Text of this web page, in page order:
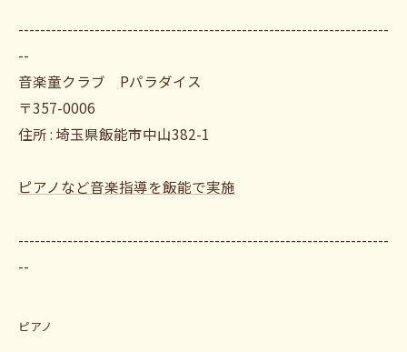
--------------------------------------------------------------------
--
音楽童クラブ Pパラダイス
〒357-0006
住所 : 埼玉県飯能市中山382-1
ピアノなど音楽指導を飯能で実施
--------------------------------------------------------------------
--
ピアノ